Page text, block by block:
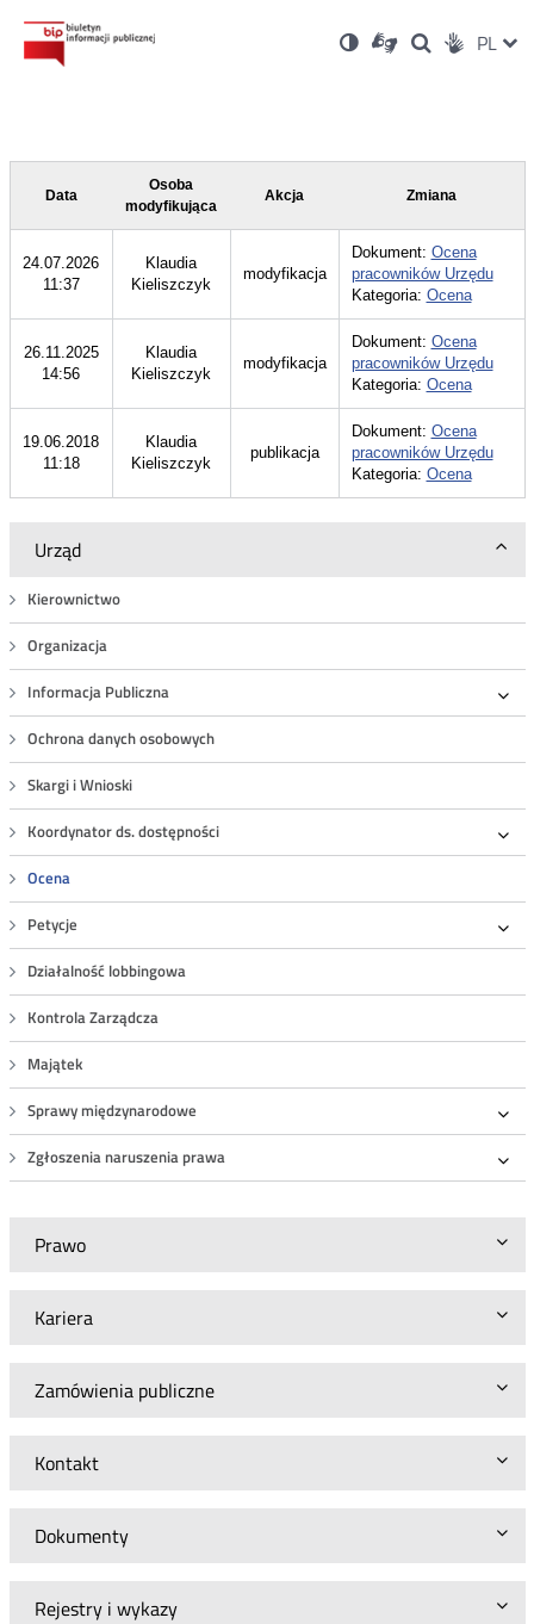
Ustawienia
Wersja
kontrastowa
Dla
niesłyszących
OtwórzOtwórz
w
Otwórz
w
Social PL
Urząd
Kierownictwo
Organizacja
Informacja Publiczna
Ochrona danych osobowych
Skargi i Wnioski
Koordynator ds. dostępności
Ocena
Petycje
Działalność lobbingowa
Kontrola Zarządcza
Majątek
Sprawy międzynarodowe
Zgłoszenia naruszenia prawa
Prawo
Kariera
Zamówienia publiczne
Kontakt
Dokumenty
Rejestry i wykazy
Data
Osoba
modyfikująca
Akcja Zmiana
24.07.2026
11:37
Klaudia
Kieliszczyk
modyfikacja
Dokument: Ocena
pracowników Urzędu
Kategoria: Ocena
26.11.2025
14:56
Klaudia
Kieliszczyk
modyfikacja
Dokument: Ocena
pracowników Urzędu
Kategoria: Ocena
19.06.2018
11:18
Klaudia
Kieliszczyk
publikacja
Dokument: Ocena
pracowników Urzędu
Kategoria: Ocena